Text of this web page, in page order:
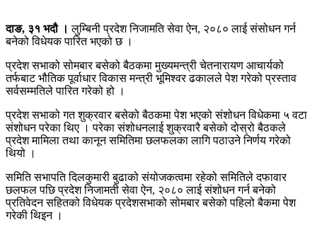
दाङ, ३१ भदौ । लुम्बिनी प्रदेश निजामति सेवा ऐन, २०८० लाई संसोधन गर्न
बनेको विधेयक पारित भएको छ ।
प्रदेश सभाको सोमबार बसेको बैठकमा मुख्यमन्त्री चेतनारायण आचार्यको
तर्फबाट भौतिक पूर्वाधार विकास मन्त्री भूमिश्वर ढकालले पेश गरेको प्रस्ताव
सर्वसम्मतिले पारित गरेको हो ।
प्रदेश सभाको गत शुक्रवार बसेको बैठकमा पेश भएको संशोधन विधेकमा ५ वटा
संशोधन परेका थिए । परेका संशोधनलाई शुक्रवारै बसेको दोस्रो बैठकले
प्रदेश मामिला तथा कानून समितिमा छलफलका लागि पठाउने निर्णय गरेको
थियो ।
समिति सभापति दिलकुमारी बुढाको संयोजकत्वमा रहेको समितिले दफावार
छलफल पछि प्रदेश निजामती सेवा ऐन, २०८० लाई संशोधन गर्न बनेको
प्रतिवेदन सहितको विधेयक प्रदेशसभाको सोमबार बसेको पहिलो बैकमा पेश
गरेकी थिइन ।